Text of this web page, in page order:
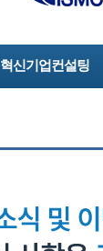
혁신기업컨설팅